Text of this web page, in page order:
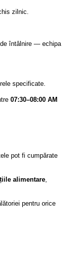
zilnic.
întâlnire — echipa
specificate.
07:30–08:00 AM
pot fi cumpărate
alimentare,
pentru orice